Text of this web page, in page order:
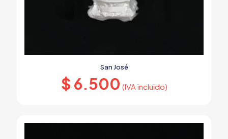
San José
$ 6.500 (IVA incluido)